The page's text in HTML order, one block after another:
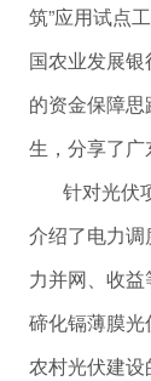
筑”应用试点
国农业发展
的资金保障
生，分享了
针对光伏项
介绍了电力
力并网、收
碲化镉薄膜
农村光伏建